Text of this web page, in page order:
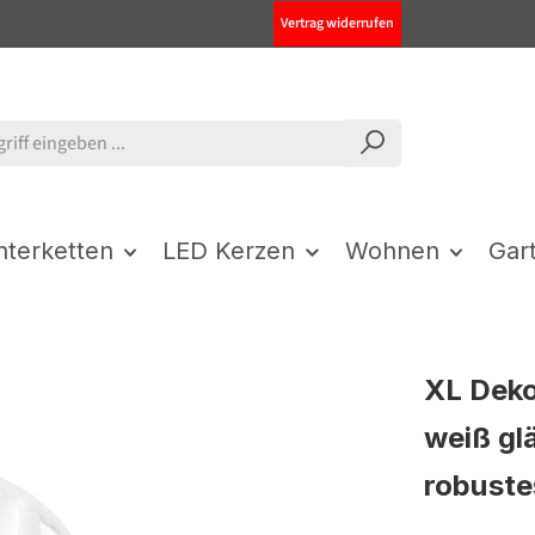
Vertrag widerrufen
LED Kerzen Wohnen
XL
weiß